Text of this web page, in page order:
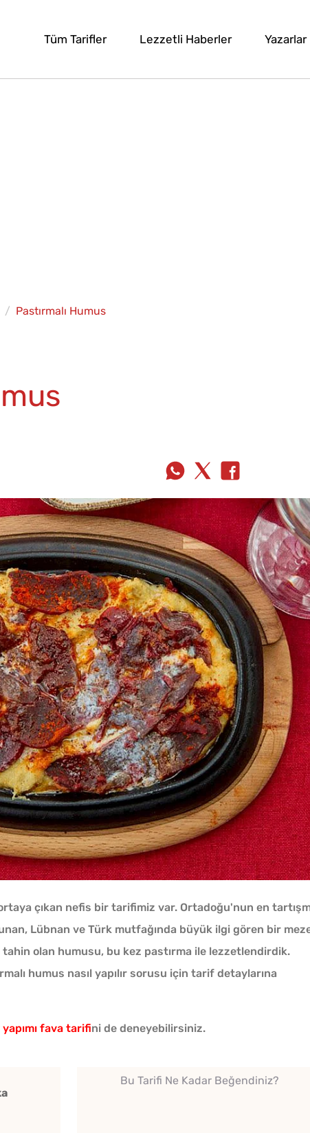
Tüm Tarifler Lezzetli Haberler Yazarlar
Pastırmalı Humus
çıkan nefis bir tarifimiz var. Ortadoğu'nun en
Lübnan ve Türk mutfağında büyük ilgi gören bir
olan humusu, bu kez pastırma ile lezzetlendirdik.
humus nasıl yapılır sorusu için tarif detaylarına
yapımı fava tarifini de deneyebilirsiniz.
Bu Tarifi Ne Kadar Beğendiniz?
Kışlık Domates Sosunun